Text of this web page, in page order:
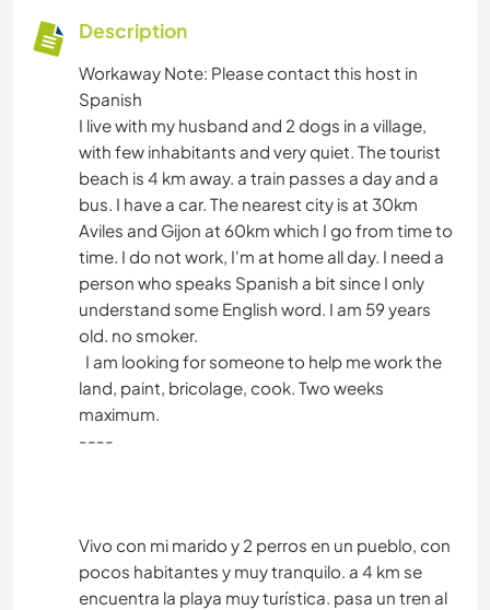
Description
Workaway Note: Please contact this host in
Spanish
I live with my husband and 2 dogs in a village,
with few inhabitants and very quiet. The tourist
beach is 4 km away. a train passes a day and a
bus. I have a car. The nearest city is at 30km
Aviles and Gijon at 60km which I go from time to
time. I do not work, I'm at home all day. I need a
person who speaks Spanish a bit since I only
understand some English word. I am 59 years
old. no smoker.
I am looking for someone to help me work the
land, paint, bricolage, cook. Two weeks
maximum.
----
Vivo con mi marido y 2 perros en un pueblo, con
pocos habitantes y muy tranquilo. a 4 km se
encuentra la playa muy turística. pasa un tren al